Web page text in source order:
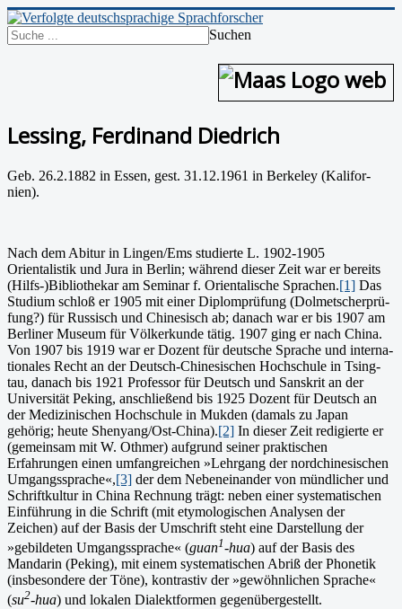
Suchen
Lessing, Ferdinand Diedrich
Geb. 26.2.1882 in Essen, gest. 31.12.1961 in Berkeley (Kalifor­
nien).
Nach dem Abitur in Lingen/Ems studierte L. 1902-1905
Orientalistik und Jura in Berlin; während dieser Zeit war er bereits
(Hilfs-)Bibliothekar am Seminar f. Orientalische Sprachen.[1] Das
Studium schloß er 1905 mit einer Diplomprüfung (Dolmetscherprü­
fung?) für Russisch und Chinesisch ab; danach war er bis 1907 am
Berliner Museum für Völkerkunde tätig. 1907 ging er nach China.
Von 1907 bis 1919 war er Dozent für deutsche Sprache und interna­
tionales Recht an der Deutsch-Chinesischen Hochschule in Tsing­
tau, danach bis 1921 Professor für Deutsch und Sanskrit an der
Universität Peking, anschließend bis 1925 Dozent für Deutsch an
der Medizinischen Hochschule in Mukden (damals zu Japan
gehörig; heute Shenyang/Ost-China).[2] In dieser Zeit redigierte er
(gemeinsam mit W. Othmer) aufgrund seiner praktischen
Erfahrungen einen um­fangreichen »Lehrgang der nordchinesischen
Umgangssprache«,[3] der dem Nebeneinander von mündlicher und
Schriftkultur in China Rechnung trägt: neben einer systematischen
Einführung in die Schrift (mit etymologischen Analysen der
Zeichen) auf der Basis der Umschrift steht eine Darstellung der
»gebildeten Umgangs­sprache« (guan1-hua) auf der Basis des
Mandarin (Peking), mit ei­nem systematischen Abriß der Phonetik
(insbesondere der Töne), kontrastiv der »gewöhnlichen Sprache«
(su2-hua) und lokalen Dia­lektformen gegenübergestellt.